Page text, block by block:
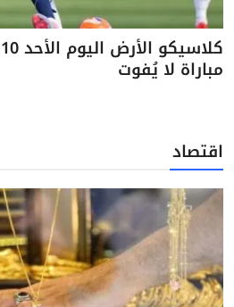
مباراة لا يُفوت
اقتصاد